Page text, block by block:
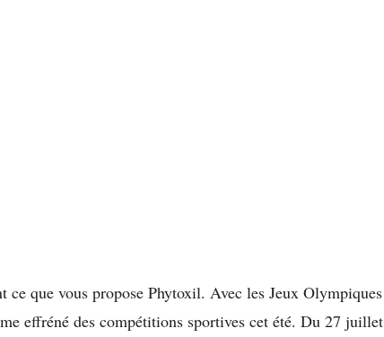
ce que vous propose Phytoxil. Avec les Jeux Olympiques
effréné des compétitions sportives cet été. Du 27 juillet